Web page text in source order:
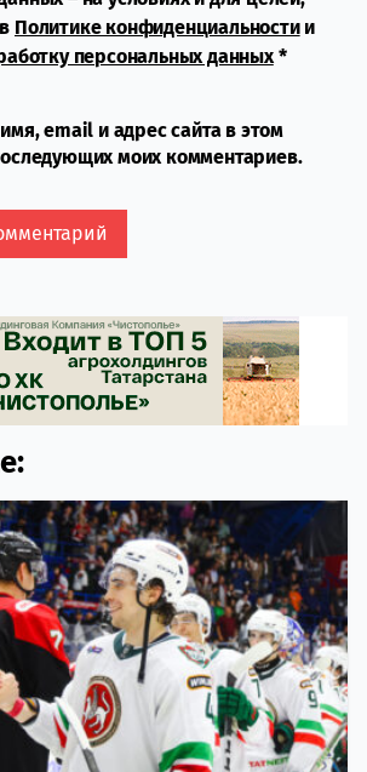
Политике конфиденциальностии
персональных данных*
email и адрес сайта в этом
моих комментариев.